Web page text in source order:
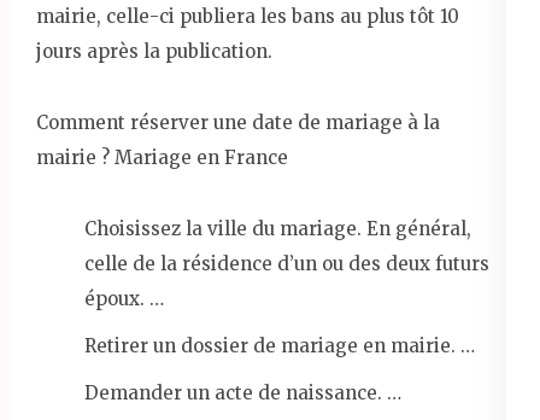
mairie, celle-ci publiera les bans au plus tôt 10
jours après la publication.
Comment réserver une date de mariage à la
mairie ? Mariage en France
Choisissez la ville du mariage. En général,
celle de la résidence d’un ou des deux futurs
époux. …
Retirer un dossier de mariage en mairie. …
Demander un acte de naissance. …